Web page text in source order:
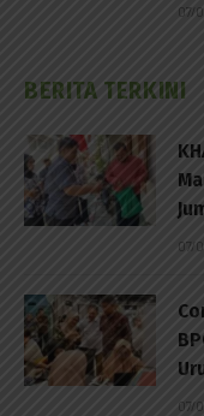
07/
BERITA TERKINI
07/
07/